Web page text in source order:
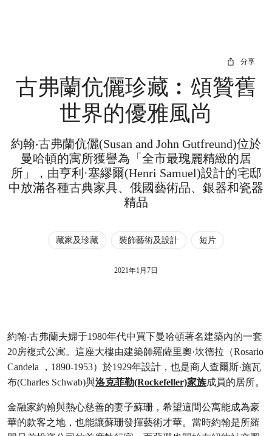
分享
古弗蘭伉儷珍藏︰頌贊舊
世界的優雅風尚
約翰‧古弗蘭伉儷(Susan and John Gutfreund)位於
曼哈頓的寓所獲譽為「全市最瑰麗精緻的居
所」，由亨利·塞繆爾(Henri Samuel)設計的宅邸
中放滿各種古典家具、俄國藝術品、銀器和瓷器
精品
藏家及珍藏 裝飾藝術及設計 短片
2021年1月7日
約翰‧古弗蘭夫婦于1980年代中買下曼哈頓著名建築內的一套
20房複式公寓。這座大樓由建築師羅薩里奧·坎德拉（Rosario
Candela ，1890-1953）於1929年設計，也是商人查爾斯·施瓦
布(Charles Schwab)與洛克菲勒(Rockefeller)家族成員的居所。
金融家約翰與熱心慈善的妻子蘇珊，希望這間公寓能成為豪
華的款客之地，也能讓蘇珊發揮藝術才華。當時約翰是所羅